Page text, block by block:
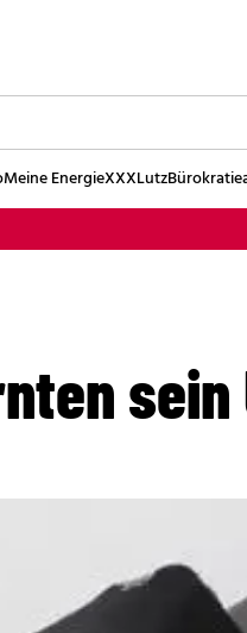
Meine EnergieXXXLutz
sein